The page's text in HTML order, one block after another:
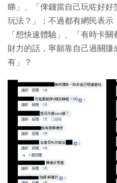
睇」、「俾錢當自己玩咗好
玩法？」；不過都有網民表示
「想快速體驗」、「有時卡
財力的話，寧願靠自己過關
有」？